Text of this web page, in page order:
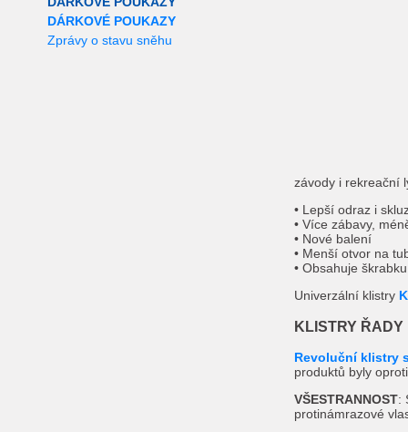
DÁRKOVÉ POUKAZY
Zprávy o stavu sněhu
závody i rekreační
• Lepší odraz i
• Více zábavy,
• Nové balení
• Menší otvor na
• Obsahuje škrabku
Univerzální klistry
KLISTRY ŘADY
Revoluční klistry
produktů byly
VŠESTRANNOST:
protinámrazové